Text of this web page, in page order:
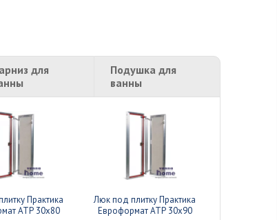
для
Подушка для
ванны
Практика
АТР 30x80
Люк под плитку Практика
Евроформат АТР 30x90